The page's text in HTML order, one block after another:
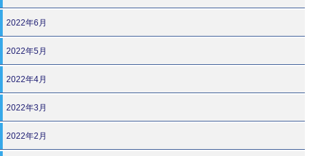
2022年6月
2022年5月
2022年4月
2022年3月
2022年2月